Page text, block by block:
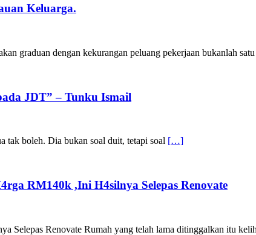
Keluarga.
graduan dengan kekurangan peluang pekerjaan bukanlah satu
JDT” – Tunku Ismail
tak boleh. Dia bukan soal duit, tetapi soal […]
RM140k ,Ini H4silnya Selepas Renovate
Selepas Renovate Rumah yang telah lama ditinggalkan itu